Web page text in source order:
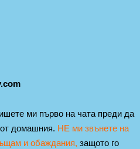
ми първо на чата преди да
домашния. НЕ ми звънете на
и обаждания, защото го